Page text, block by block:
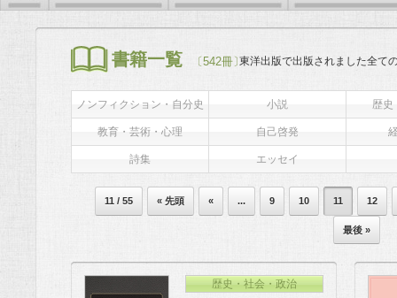
書籍一覧 〔542冊〕東洋出版で出版されました全て
ノンフィクション・自分史 小説 歴史
教育・芸術・心理 自己啓発
詩集 エッセイ
11 / 55 « 先頭 « ... 9 10 11 12
最後 »
歴史・社会・政治